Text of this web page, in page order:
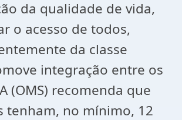
da qualidade de vida,
o acesso de todos,
da classe
integração entre os
(OMS) recomenda que
tenham, no mínimo, 12